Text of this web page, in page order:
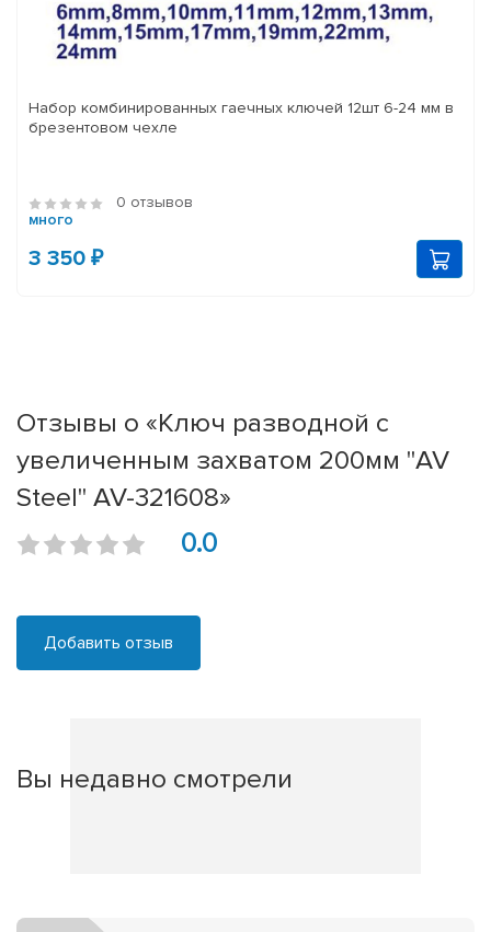
Набор комбинированных гаечных ключей 12шт 6-24 мм в
брезентовом чехле
0 отзывов
много
3 350 ₽
Отзывы о «Ключ разводной с
увеличенным захватом 200мм "AV
Steel" AV-321608»
0.0
Добавить отзыв
Вы недавно смотрели